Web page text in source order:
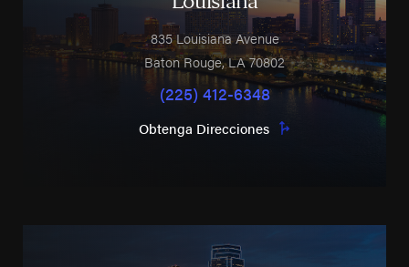
835 Louisiana Avenue
Baton Rouge,LA70802
(225) 412-6348
Obtenga Direcciones